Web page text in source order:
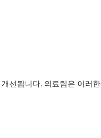
선됩니다. 의료팀은 이러